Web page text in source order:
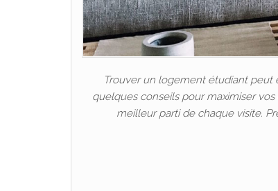
Trouver un logement étudiant peut
quelques conseils pour maximiser
meilleur parti de chaque visite.